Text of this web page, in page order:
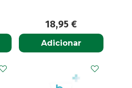
18,95 €
Adicionar